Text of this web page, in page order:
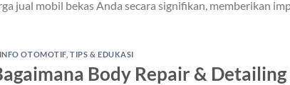
jual mobil bekas Anda secara signifikan, memberikan
INFO OTOMOTIF,TIPS & EDUKASI
Body Repair & Detailing